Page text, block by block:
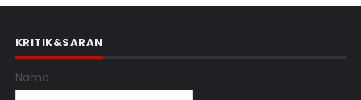
KRITIK&SARAN
Nama